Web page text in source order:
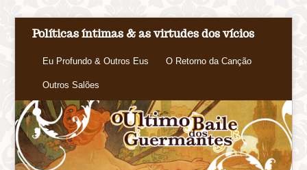
Políticas íntimas & as virtudes dos vícios
Eu Profundo & Outros Eus O Retorno da Canção
Outros Salões